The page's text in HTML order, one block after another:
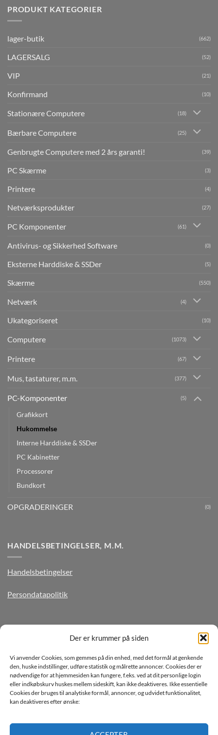
Der er krummer på siden
Vi anvender Cookies, som gemmes på din enhed, med det formål at genkende
den, huske indstillinger, udføre statistik og målrette annoncer. Cookies der er
nødvendige for at hjemmesiden kan fungere, f.eks. ved at dit personlige login
eller indkøbskurv huskes mellem sideskift, kan ikke deaktiveres. Ikke essentielle
Cookies der bruges til analytiske formål, annoncer, og udvidet funktionalitet,
kan deaktiveres efter ønske:
PRODUKT KATEGORIER
lager-butik (662)
LAGERSALG (52)
VIP (21)
Konfirmand (10)
Stationære Computere (18)
Bærbare Computere (25)
Genbrugte Computere med 2 års garanti! (39)
PC Skærme (3)
Printere (4)
Netværksprodukter (27)
PC Komponenter (61)
Antivirus- og Sikkerhed Software (0)
Eksterne Harddiske & SSDer (5)
Skærme (550)
Netværk (4)
Ukategoriseret (10)
Computere (1073)
Printere (67)
Mus, tastaturer, m.m. (377)
PC-Komponenter (5)
Grafikkort
Hukommelse
Interne Harddiske & SSDer
PC Kabinetter
Processorer
Bundkort
OPGRADERINGER (0)
HANDELSBETINGELSER, M.M.
Handelsbetingelser
Persondatapolitik